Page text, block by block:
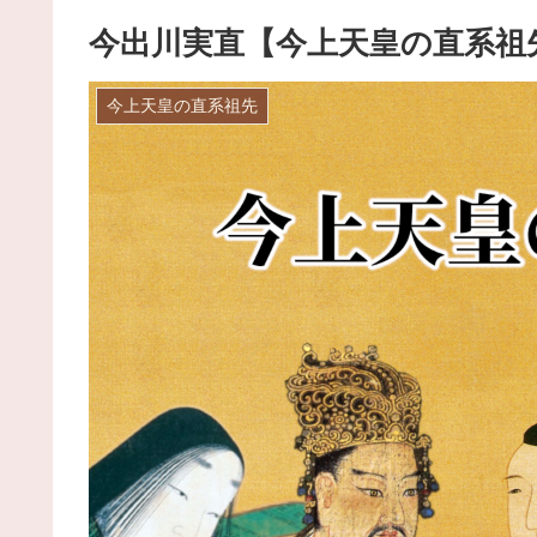
今出川実直【今上天皇の直系祖
今上天皇の直系祖先